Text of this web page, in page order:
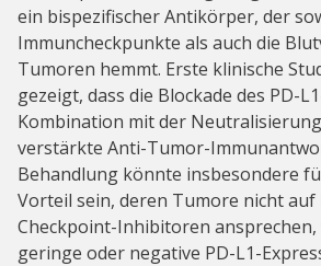
ein bispezifischer Antikörper, der
Immuncheckpunkte als auch die
Tumoren hemmt. Erste klinische
gezeigt, dass die Blockade des PD-
Kombination mit der Neutralisierung
verstärkte Anti-Tumor-
Behandlung könnte insbesondere
Vorteil sein, deren Tumore nicht
Checkpoint-Inhibitoren ansprechen,
geringe oder negative PD-L1-